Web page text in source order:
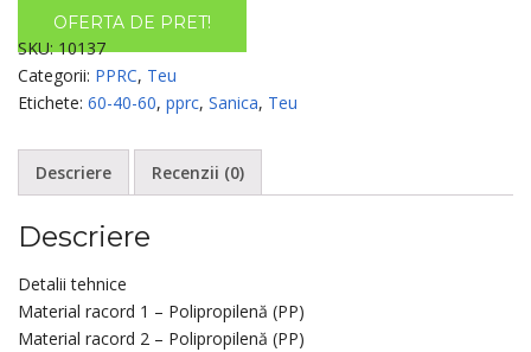
INEGALA
63-
40-
63,
OFERTA DE PRET!
SKU:10137
Categorii: PPRC, Teu
Etichete: 60-40-60, pprc, Sanica, Teu
Descriere Recenzii (0)
Descriere
Detalii tehnice
Material racord 1 – Polipropilenă (PP)
Material racord 2 – Polipropilenă (PP)